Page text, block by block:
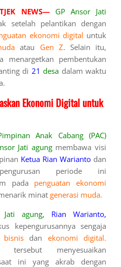
NEWS—
GP Ansor Jati
setelah pelantikan dengan
ekonomi digital untuk
atau Gen Z. Selain itu,
menargetkan pembentukan
di 21 desa dalam waktu
Ekonomi Digital untuk
Anak Cabang (PAC)
Jati agungmembawa visi
Ketua Rian Warianto dan
periode ini
pada penguatan ekonomi
minat generasi muda.
agung,
Rian Warianto,
kepengurusannya sengaja
dan ekonomi digital.
tersebut menyesuaikan
ini yang akrab dengan